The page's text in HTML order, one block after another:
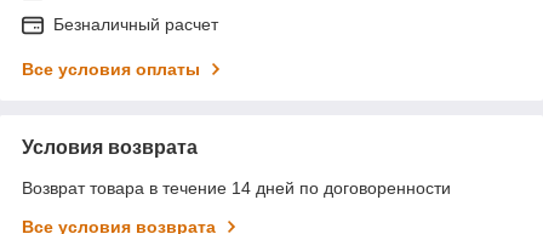
Безналичный расчет
Все условия оплаты
Условия возврата
Возврат товара в течение 14 дней по договоренности
Все условия возврата